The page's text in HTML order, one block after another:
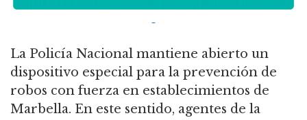
La Policía Nacional mantiene abierto un
dispositivo especial para la prevención de
robos con fuerza en establecimientos de
Marbella. En este sentido, agentes de la